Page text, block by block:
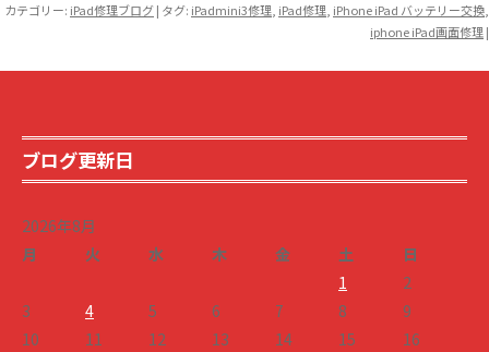
カテゴリー: iPad修理ブログ| タグ: iPadmini3修理, iPad修理, iPhone iPad バッテリー交換,
iphone iPad画面修理|
ブログ更新日
2026年8月
月
火 水 木 金 土
日
1
2
3
4 5 6 7 8
9
10
11 12 13 14 15
16